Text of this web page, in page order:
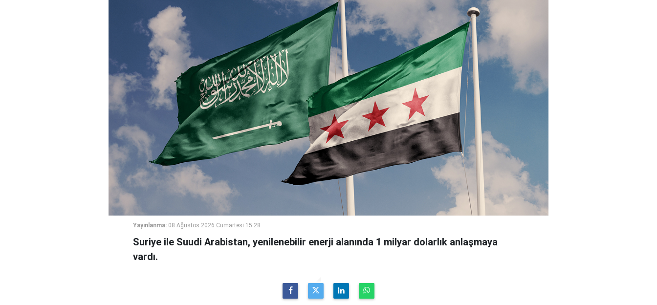
Yayınlanma: 08 Ağustos 2026 Cumartesi 15:28
Suriye ile Suudi Arabistan, yenilenebilir enerji alanında 1 milyar dolarlık anlaşmaya
vardı.